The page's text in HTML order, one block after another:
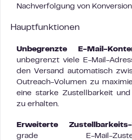
Nachverfolgung von
Hauptfunktionen
Unbegrenzte E-Mail-
unbegrenzt viele E-Mail-
den Versand automatisch
Outreach-Volumen zu
eine starke Zustellbarkeit
zu erhalten.
Erweiterte Zustellbarkeits-
grade E-Mail-